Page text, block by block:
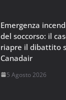
Emergenza
del soccorso: il
riapre il dibattito
Canadair
5 Agosto 2026